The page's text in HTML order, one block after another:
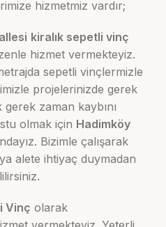
hizmetmiz vardır;
kiralık sepetli vinç
hizmet vermekteyiz.
sepetli vinçlermizle
projelerinizde gerek
zaman kaybını
olmak için Hadimköy
Bizimle çalışarak
alete ihtiyaç duymadan
Vinç olarak